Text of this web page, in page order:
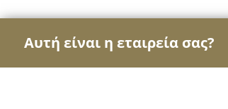
Αυτή είναι η εταιρεία σας?